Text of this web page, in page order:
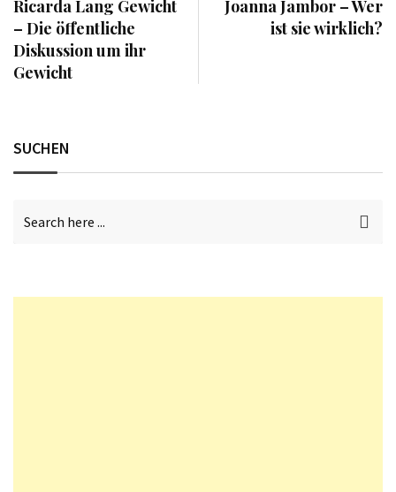
Ricarda Lang Gewicht
– Die öffentliche
Diskussion um ihr
Gewicht
Joanna Jambor – Wer
ist sie wirklich?
SUCHEN